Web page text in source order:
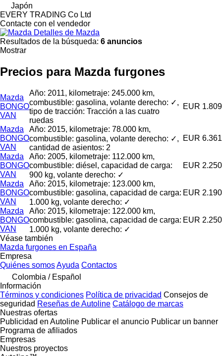
Japón
EVERY TRADING Co Ltd
Contacte con el vendedor
Detalles de Mazda
Resultados de la búsqueda: 6 anuncios
Mostrar
Precios para Mazda furgones
Mazda
BONGO
VAN
Año: 2011, kilometraje: 245.000 km,
combustible: gasolina, volante derecho: ✓,
tipo de tracción: Tracción a las cuatro
ruedas
EUR 1.809
Mazda
BONGO
VAN
Año: 2015, kilometraje: 78.000 km,
combustible: gasolina, volante derecho: ✓,
cantidad de asientos: 2
EUR 6.361
Mazda
BONGO
VAN
Año: 2005, kilometraje: 112.000 km,
combustible: diésel, capacidad de carga:
900 kg, volante derecho: ✓
EUR 2.250
Mazda
BONGO
VAN
Año: 2015, kilometraje: 123.000 km,
combustible: gasolina, capacidad de carga:
1.000 kg, volante derecho: ✓
EUR 2.190
Mazda
BONGO
VAN
Año: 2015, kilometraje: 122.000 km,
combustible: gasolina, capacidad de carga:
1.000 kg, volante derecho: ✓
EUR 2.250
Véase también
Mazda furgones en España
Empresa
Quiénes somosAyuda Contactos
Colombia / Español
Información
Términos y condiciones Política de privacidad Consejos de
seguridad Reseñas de Autoline Catálogo de marcas
Nuestras ofertas
Publicidad en Autoline Publicar el anuncio Publicar un banner
Programa de afiliados
Empresas
Nuestros proyectos